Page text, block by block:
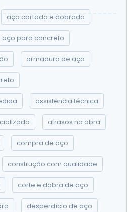
aço cortado e dobrado
aço para concreto
armadura de aço
assistência técnica
atrasos na obra
compra de aço
construção com qualidade
corte e dobra de aço
desperdício de aço